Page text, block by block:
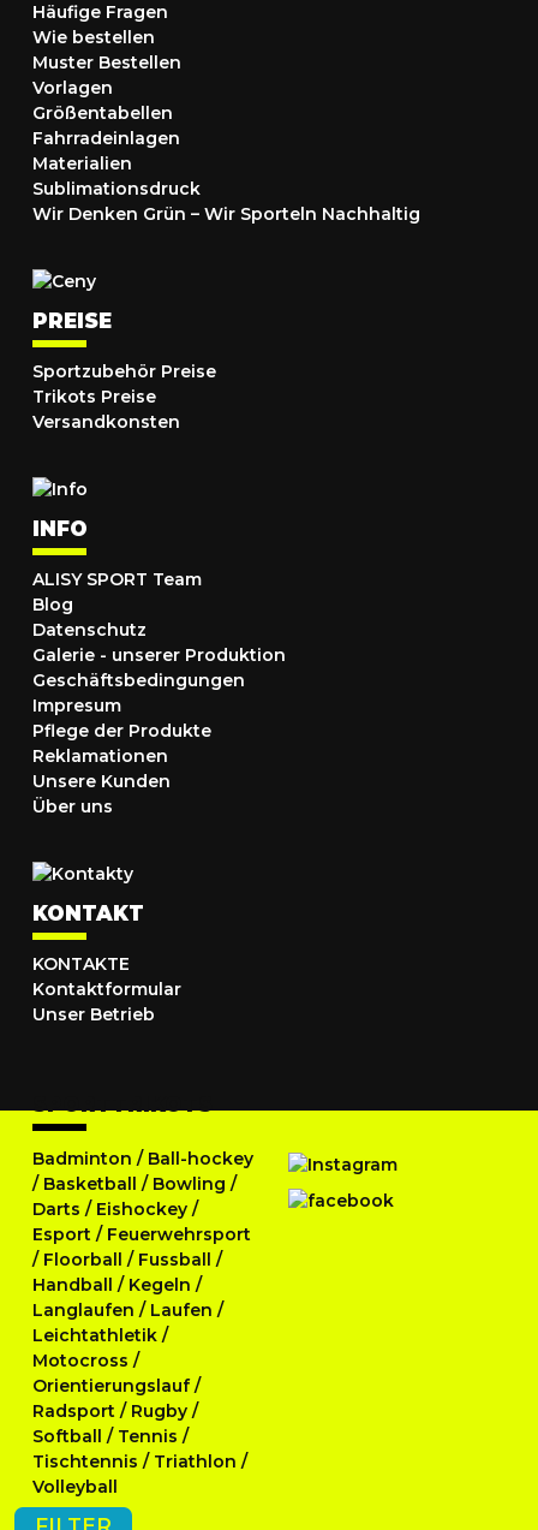
FILTER
Häufige Fragen
Wie bestellen
Muster Bestellen
Vorlagen
Größentabellen
Fahrradeinlagen
Materialien
Sublimationsdruck
Wir Denken Grün – Wir Sporteln Nachhaltig
PREISE
Sportzubehör Preise
Trikots Preise
Versandkonsten
INFO
ALISY SPORT Team
Blog
Datenschutz
Galerie - unserer Produktion
Geschäftsbedingungen
Impresum
Pflege der Produkte
Reklamationen
Unsere Kunden
Über uns
KONTAKT
KONTAKTE
Kontaktformular
Unser Betrieb
SPORTTRIKOTS
Badminton / Ball-hockey
/ Basketball / Bowling /
Darts / Eishockey /
Esport / Feuerwehrsport
/ Floorball / Fussball /
Handball / Kegeln /
Langlaufen / Laufen /
Leichtathletik /
Motocross /
Orientierungslauf/
Radsport / Rugby /
Softball / Tennis /
Tischtennis / Triathlon /
Volleyball